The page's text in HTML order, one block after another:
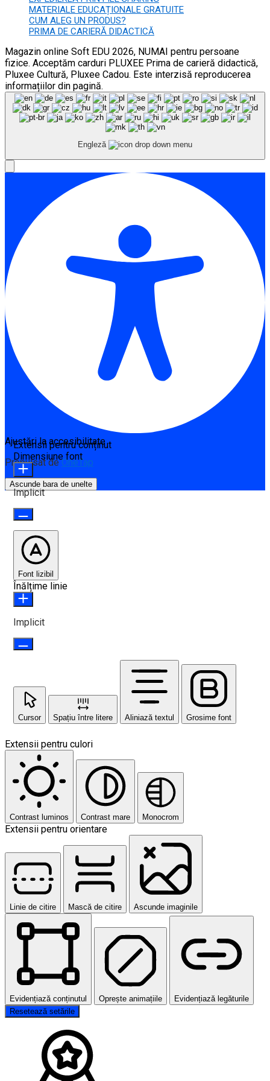
MATERIALE EDUCAȚIONALE GRATUITE
CUM ALEG UN PRODUS?
PRIMA DE CARIERĂ DIDACTICĂ
Magazin online Soft EDU 2026, NUMAI pentru persoane
fizice. Acceptăm carduri PLUXEE Prima de carieră didactică,
Pluxee Cultură, Pluxee Cadou. Este interzisă reproducerea
informațiilor din pagină.
Engleză
Ajustări la accesibilitate
Propulsat deOneTap
Ascunde bara de unelte
Extensii pentru conținut
Dimensiune font
Implicit
Font lizibil
Înălțime linie
Implicit
Cursor Spațiu între litere Aliniază textul Grosime font
Extensii pentru culori
Contrast luminos Contrast mare Monocrom
Extensii pentru orientare
Linie de citire Mască de citire Ascunde imaginile
Evidențiază conținutul Oprește animațiile
Evidențiază legăturile
Resetează setările